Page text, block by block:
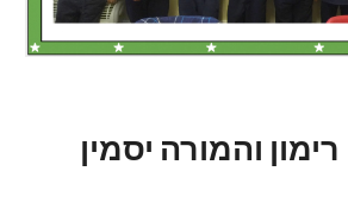
והמורה יסמין